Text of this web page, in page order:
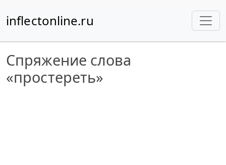
inflectonline.ru
Спряжение слова
«простереть»